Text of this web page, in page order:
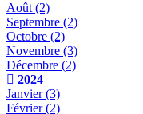
Août (2)
Septembre (2)
Octobre (2)
Novembre (3)
Décembre (2)
2024
Janvier(3)
Février(2)